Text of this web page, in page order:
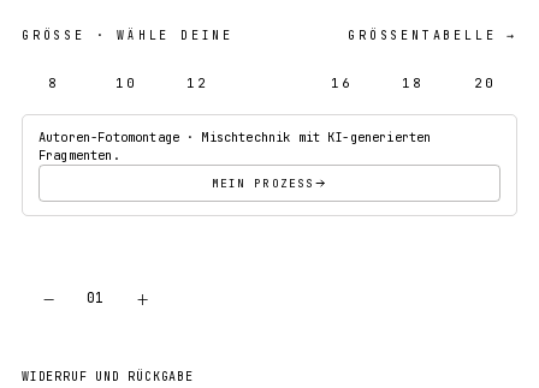
GRÖSSE · WÄHLE DEINE GRÖSSENTABELLE →
8 10 12 16 18 20
Autoren-Fotomontage · Mischtechnik mit KI-generierten
Fragmenten.
MEIN PROZESS
− 01 +
WIDERRUF UND RÜCKGABE